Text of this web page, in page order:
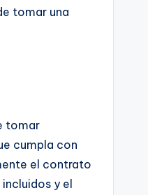
tomar una
tomar
cumpla con
el contrato
y el